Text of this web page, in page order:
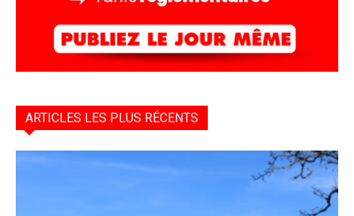
ARTICLES LES PLUS RÉCENTS